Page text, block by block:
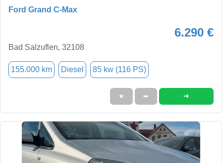
Ford Grand C-Max
6.290 €
Bad Salzuflen, 32108
155.000 km Diesel 85 kw (116 PS)
★ ➦ ➜